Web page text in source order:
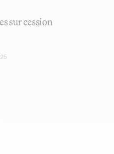
sur cession